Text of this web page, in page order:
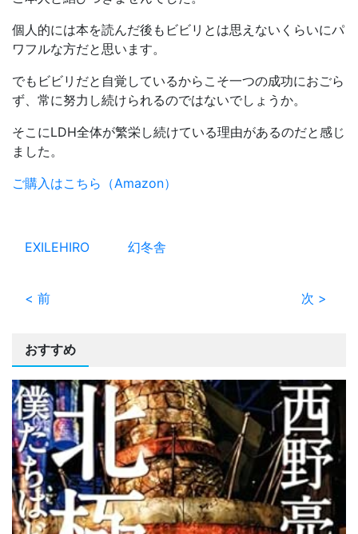
個人的には本を読んだ後もビビリとは思えないくらいにパ
ワフルな方だと思います。
でもビビリだと自覚しているからこそ一つの成功におごら
ず、常に努力し続けられるのではないでしょうか。
そこにLDH全体が繁栄し続けている理由があるのだと感じ
ました。
ご購入はこちら（Amazon）
EXILEHIRO 幻冬舎
< 前 次 >
おすすめ